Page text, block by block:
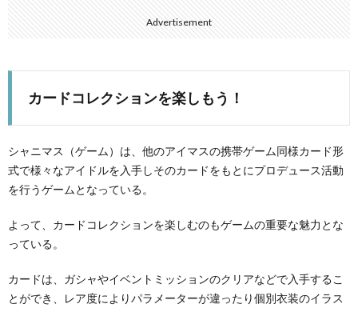
Advertisement
カードコレクションを楽しもう！
シャニマス（ゲーム）は、他のアイマスの携帯ゲーム同様カード形
式で様々なアイドルを入手しそのカードをもとにプロデュース活動
を行うゲームとなっている。
よって、カードコレクションを楽しむのもゲームの重要な魅力とな
っている。
カードは、ガシャやイベントミッションのクリアなどで入手するこ
とができ、レア度によりパラメーターが違ったり個別衣装のイラス